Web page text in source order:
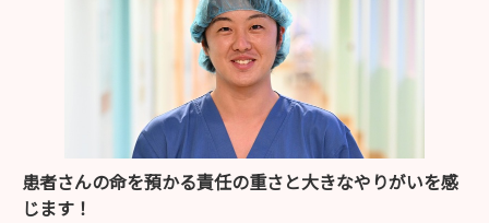
患者さんの命を預かる責任の重さと大きなやりがいを感
じます！